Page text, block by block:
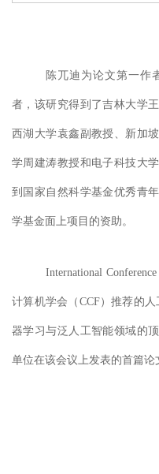
陈兀迪为论文第一作
者，该研究得到了吉林大学
西湖大学袁鑫副教授、新加
学周建涛教授和电子科技大
到国家自然科学基金优秀青
学基金面上项目的资助。
International
计算机学会（ CCF）推荐的
器学习与泛人工智能领域的
单位在该会议上发表的首篇论